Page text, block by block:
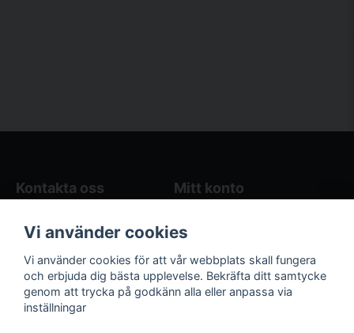
Kontakta oss
Butikens öppettider
Kontakta oss
Mitt konto
Registrera dig
Följ oss på sociala
medier!
Våra räkneverktyg
Vi använder cookies
Vi använder cookies för att vår webbplats skall fungera
och erbjuda dig bästa upplevelse. Bekräfta ditt samtycke
genom att trycka på godkänn alla eller anpassa via
inställningar